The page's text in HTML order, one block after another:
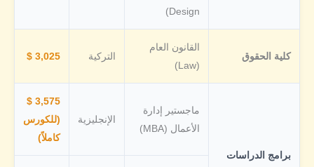
Design)
كلية الحقوق
القانون العام
(Law)
التركية 3,025 $
برامج الدراسات
ماجستير إدارة
الأعمال (MBA)
الإنجليزية
3,575 $
(للكورس
كاملاً)